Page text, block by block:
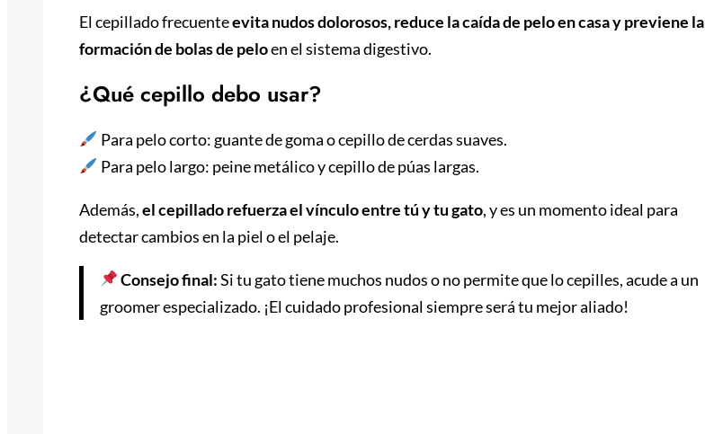
El cepillado frecuenteevita nudos dolorosos, reduce la caída de pelo en casa y previene la
formación de bolas de peloen el sistema digestivo.
¿Qué cepillo debo usar?
Para pelo corto: guante de goma o cepillo de cerdas suaves.
Para pelo largo: peine metálico y cepillo de púas largas.
Además,el cepillado refuerza el vínculo entre tú y tu gato, y es un momento ideal para
detectar cambios en la piel o el pelaje.
Consejo final:Si tu gato tiene muchos nudos o no permite que lo cepilles, acude a un
groomer especializado. ¡El cuidado profesional siempre será tu mejor aliado!